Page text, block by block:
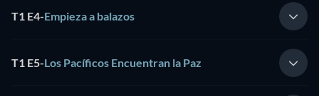
T1 E4-Empieza a balazos
T1 E5-Los Pacíficos Encuentran la Paz